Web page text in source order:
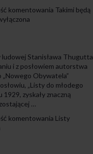
komentowania Takimi będą
Stanisława Thugutta
i z posłowiem autorstwa
„Nowego Obywatela”
„Listy do młodego
1929, zyskały znaczną
…
komentowania Listy